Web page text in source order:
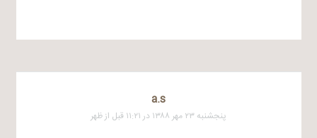
a.s
پنجشنبه ۲۳ مهر ۱۳۸۸ در ۱۱:۲۱ قبل از ظهر